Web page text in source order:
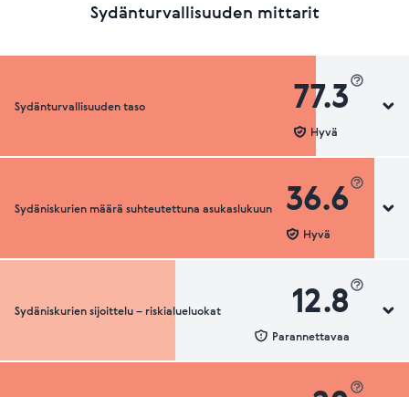
Sydänturvallisuuden mittarit
Sydänturvallisuuden taso 77.3
Hyvä
Sydänturvallisuuden luokka
Sydäniskurien määrä suhteutettuna asukaslukuun 36.6
Hyvä
Sydäniskurien määrä suhteutettuna asukaslukuun
Sydäniskurien sijoittelu – riskialueluokat 12.8
Parannettavaa